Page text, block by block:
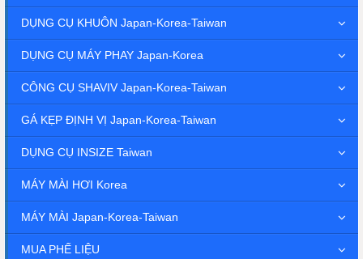
DỤNG CỤ KHUÔN Japan-Korea-Taiwan
DỤNG CỤ MÁY PHAY Japan-Korea
CÔNG CỤ SHAVIV Japan-Korea-Taiwan
GÁ KẸP ĐỊNH VỊ Japan-Korea-Taiwan
DỤNG CỤ INSIZE Taiwan
MÁY MÀI HƠI Korea
MÁY MÀI Japan-Korea-Taiwan
MUA PHẾ LIỆU